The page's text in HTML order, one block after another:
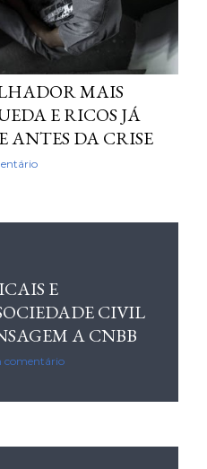
MAIS
E RICOS JÁ
DA CRISE
E
CIVIL
A CNBB
comentário